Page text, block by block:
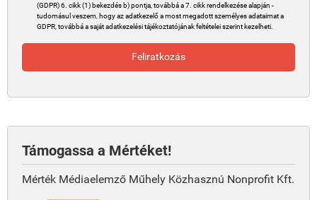
(GDPR) 6. cikk (1) bekezdés b) pontja, továbbá a 7. cikk rendelkezése alapján -
tudomásul veszem, hogy az adatkezelő a most megadott személyes adataimat a
GDPR, továbbá a saját adatkezelési tájékoztatójának feltételei szerint kezelheti.
Támogassa a Mértéket!
Mérték Médiaelemző Műhely Közhasznú Nonprofit Kft.